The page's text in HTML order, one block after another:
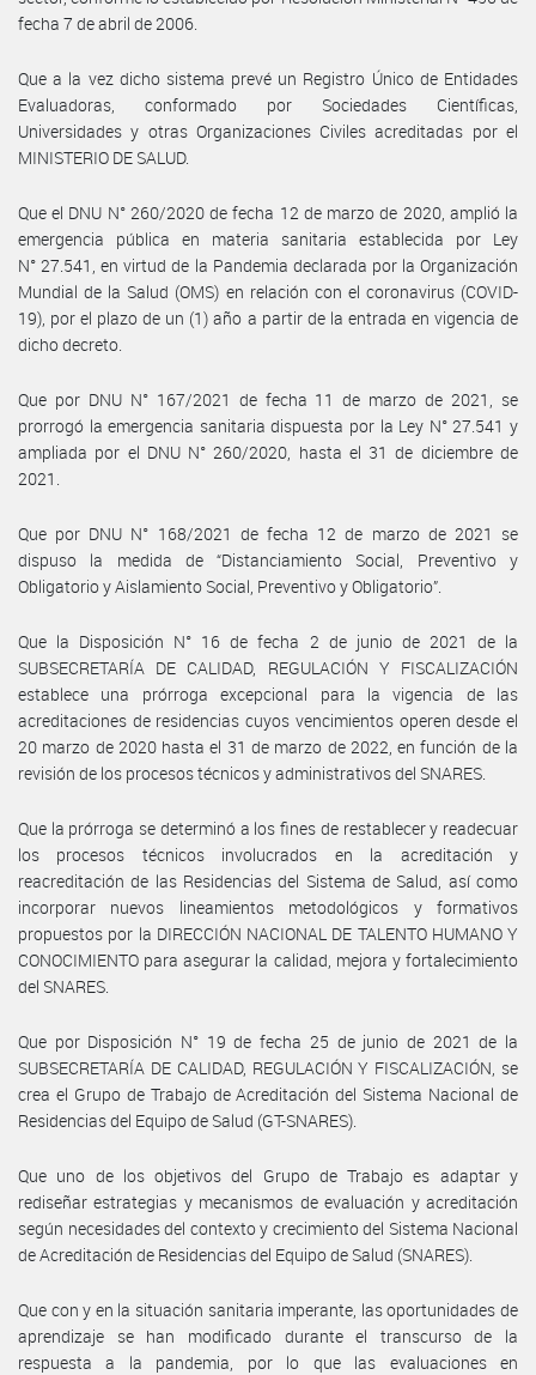
fecha 7 de abril de 2006.
Que a la vez dicho sistema prevé un Registro Único de Entidades
Evaluadoras, conformado por Sociedades Científicas,
Universidades y otras Organizaciones Civiles acreditadas por el
MINISTERIO DE SALUD.
Que el DNU N° 260/2020 de fecha 12 de marzo de 2020, amplió la
emergencia pública en materia sanitaria establecida por Ley
N° 27.541, en virtud de la Pandemia declarada por la Organización
Mundial de la Salud (OMS) en relación con el coronavirus (COVID-
19), por el plazo de un (1) año a partir de la entrada en vigencia de
dicho decreto.
Que por DNU N° 167/2021 de fecha 11 de marzo de 2021, se
prorrogó la emergencia sanitaria dispuesta por la Ley N° 27.541 y
ampliada por el DNU N° 260/2020, hasta el 31 de diciembre de
2021.
Que por DNU N° 168/2021 de fecha 12 de marzo de 2021 se
dispuso la medida de “Distanciamiento Social, Preventivo y
Obligatorio y Aislamiento Social, Preventivo y Obligatorio”.
Que la Disposición N° 16 de fecha 2 de junio de 2021 de la
SUBSECRETARÍA DE CALIDAD, REGULACIÓN Y FISCALIZACIÓN
establece una prórroga excepcional para la vigencia de las
acreditaciones de residencias cuyos vencimientos operen desde el
20 marzo de 2020 hasta el 31 de marzo de 2022, en función de la
revisión de los procesos técnicos y administrativos del SNARES.
Que la prórroga se determinó a los fines de restablecer y readecuar
los procesos técnicos involucrados en la acreditación y
reacreditación de las Residencias del Sistema de Salud, así como
incorporar nuevos lineamientos metodológicos y formativos
propuestos por la DIRECCIÓN NACIONAL DE TALENTO HUMANO Y
CONOCIMIENTO para asegurar la calidad, mejora y fortalecimiento
del SNARES.
Que por Disposición N° 19 de fecha 25 de junio de 2021 de la
SUBSECRETARÍA DE CALIDAD, REGULACIÓN Y FISCALIZACIÓN, se
crea el Grupo de Trabajo de Acreditación del Sistema Nacional de
Residencias del Equipo de Salud (GT-SNARES).
Que uno de los objetivos del Grupo de Trabajo es adaptar y
rediseñar estrategias y mecanismos de evaluación y acreditación
según necesidades del contexto y crecimiento del Sistema Nacional
de Acreditación de Residencias del Equipo de Salud (SNARES).
Que con y en la situación sanitaria imperante, las oportunidades de
aprendizaje se han modificado durante el transcurso de la
respuesta a la pandemia, por lo que las evaluaciones en